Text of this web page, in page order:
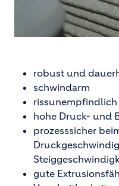
robust und
schwindarm
rissunempfindlich
hohe Druck- und
prozesssicher
gute